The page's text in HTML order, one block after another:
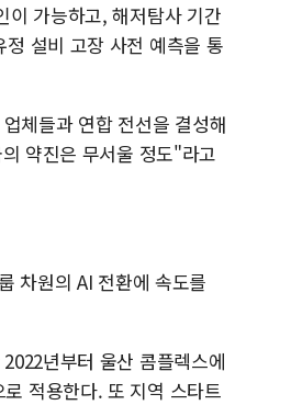
이 가능하고, 해저탐사 기간
설비 고장 사전 예측을 통
체들과 연합 전선을 결성해
약진은 무서울 정도"라고
차원의 AI 전환에 속도를
년부터 울산 콤플렉스에
적용한다. 또 지역 스타트